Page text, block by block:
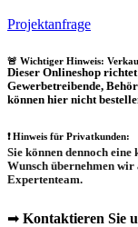
Projektanfrage
🚨 Wichtiger Hinweis:
Dieser Onlineshop
Gewerbetreibende,
können hier nicht
❗Hinweis für Privatkunden:
Sie können dennoch eine
Wunsch übernehmen wir
Expertenteam.
➡ Kontaktieren Sie